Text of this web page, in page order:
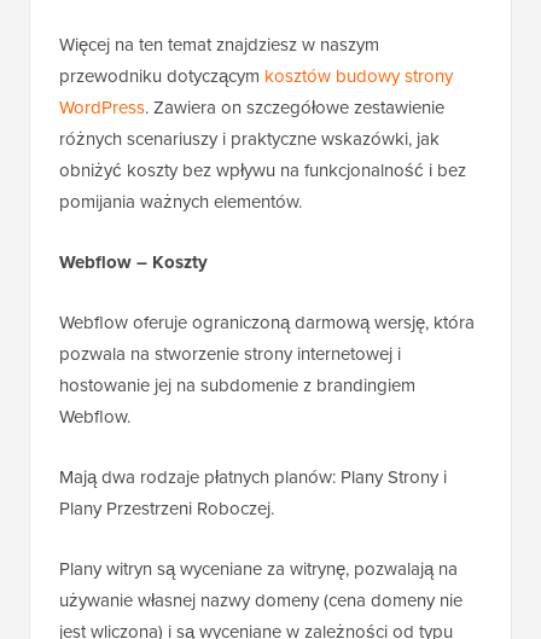
Więcej na ten temat znajdziesz w naszym
przewodniku dotyczącym kosztów budowy strony
WordPress. Zawiera on szczegółowe zestawienie
różnych scenariuszy i praktyczne wskazówki, jak
obniżyć koszty bez wpływu na funkcjonalność i bez
pomijania ważnych elementów.
Webflow – Koszty
Webflow oferuje ograniczoną darmową wersję, która
pozwala na stworzenie strony internetowej i
hostowanie jej na subdomenie z brandingiem
Webflow.
Mają dwa rodzaje płatnych planów: Plany Strony i
Plany Przestrzeni Roboczej.
Plany witryn są wyceniane za witrynę, pozwalają na
używanie własnej nazwy domeny (cena domeny nie
jest wliczona) i są wyceniane w zależności od typu